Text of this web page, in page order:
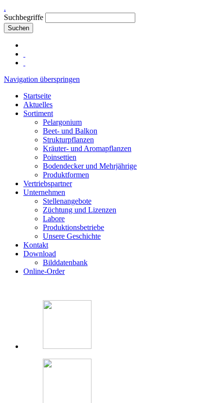
.
Suchbegriffe
Suchen
Navigation überspringen
Startseite
Aktuelles
Sortiment
Pelargonium
Beet- und Balkon
Strukturpflanzen
Kräuter- und Aromapflanzen
Poinsettien
Bodendecker und Mehrjährige
Produktformen
Vertriebspartner
Unternehmen
Stellenangebote
Züchtung und Lizenzen
Labore
Produktionsbetriebe
Unsere Geschichte
Kontakt
Download
Bilddatenbank
Online-Order